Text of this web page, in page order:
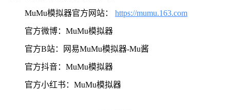
MuMu模拟器官方网站： https://mumu.163.com
官方微博：MuMu模拟器
官方B站：网易MuMu模拟器-Mu酱
官方抖音：MuMu模拟器
官方小红书：MuMu模拟器